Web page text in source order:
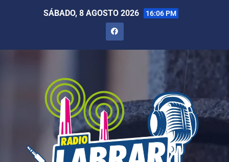
SÁBADO, 8 AGOSTO 2026 16:06 PM